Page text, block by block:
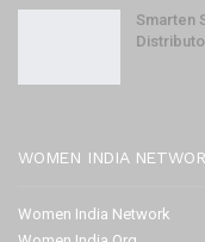
Smarten
WOMEN INDIA
Women India Network